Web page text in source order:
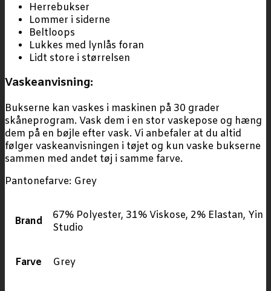
Herrebukser
Lommer i siderne
Beltloops
Lukkes med lynlås foran
Lidt store i størrelsen
Vaskeanvisning:
Bukserne kan vaskes i maskinen på 30 grader
skåneprogram. Vask dem i en stor vaskepose og hæng
dem på en bøjle efter vask. Vi anbefaler at du altid
følger vaskeanvisningen i tøjet og kun vaske bukserne
sammen med andet tøj i samme farve.
Pantonefarve: Grey
Brand
67% Polyester, 31% Viskose, 2% Elastan, Yin
Studio
Farve Grey